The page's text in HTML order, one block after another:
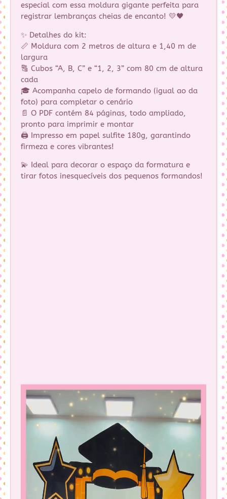
especial com essa moldura gigante perfeita para
registrar lembranças cheias de encanto! 💛🖤
✨ Detalhes do kit:
📏 Moldura com 2 metros de altura e 1,40 m de
largura
🔠 Cubos “A, B, C” e “1, 2, 3” com 80 cm de altura
cada
🎓 Acompanha capelo de formando (igual ao da
foto) para completar o cenário
📄 O PDF contém 84 páginas, todo ampliado,
pronto para imprimir e montar
🖨️ Impresso em papel sulfite 180g, garantindo
firmeza e cores vibrantes!
💫 Ideal para decorar o espaço da formatura e
tirar fotos inesquecíveis dos pequenos formandos!